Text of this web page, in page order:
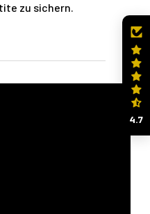
zu sichern.
4.7